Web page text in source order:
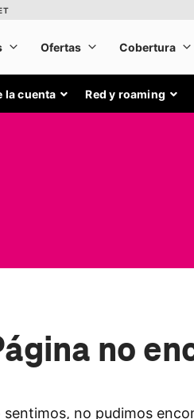
la cuenta Red y roaming